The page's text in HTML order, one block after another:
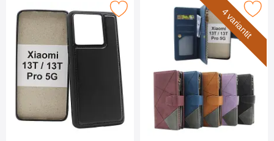
magneettikuori Xiaomi 13T / 13T Pro 5G suosikiksi
4 variantit
Merkitse xL Standcase Luksuskotelo